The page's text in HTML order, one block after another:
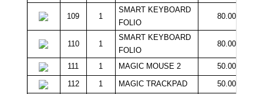
109 1
SMART KEYBOARD
FOLIO
80.000
110 1
SMART KEYBOARD
FOLIO
80.000
111 1 MAGIC MOUSE 2
50.000
112
1 MAGIC TRACKPAD
50.000